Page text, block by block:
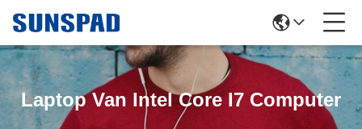
Laptop Van Intel Core I7 Computer